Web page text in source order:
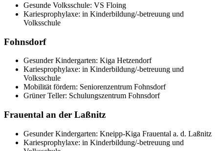
Gesunde Volksschule: VS Floing
Kariesprophylaxe: in Kinderbildung/-betreuung und
Volksschule
Fohnsdorf
Gesunder Kindergarten: Kiga Hetzendorf
Kariesprophylaxe: in Kinderbildung/-betreuung und
Volksschule
Mobilität fördern: Seniorenzentrum Fohnsdorf
Grüner Teller: Schulungszentrum Fohnsdorf
Frauental an der Laßnitz
Gesunder Kindergarten: Kneipp-Kiga Frauental a. d. Laßnitz
Kariesprophylaxe: in Kinderbildung/-betreuung und